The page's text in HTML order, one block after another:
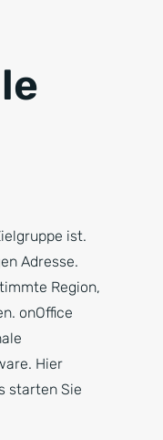
ist.
Adresse.
Region,
onOffice
Hier
starten Sie